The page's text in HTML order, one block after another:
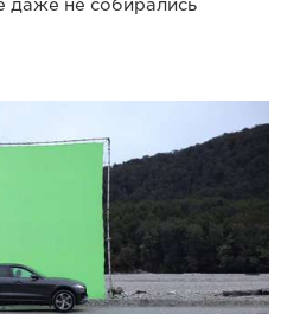
даже не собирались